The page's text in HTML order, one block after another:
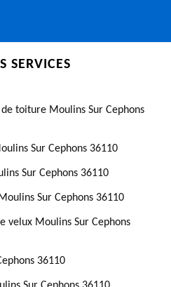
SERVICES
toiture Moulins Sur Cephons
Sur Cephons 36110
Sur Cephons 36110
Sur Cephons 36110
velux Moulins Sur Cephons
36110